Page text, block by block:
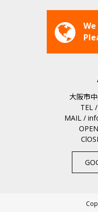
大阪市
TEL
MAIL /